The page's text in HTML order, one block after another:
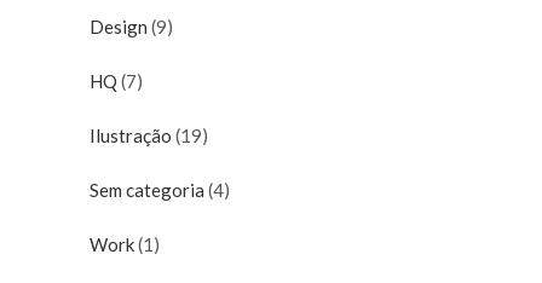
Design (9)
HQ (7)
Ilustração (19)
Sem categoria (4)
Work(1)